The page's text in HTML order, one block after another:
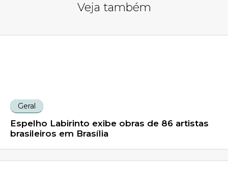
Veja também
Geral
Espelho Labirinto exibe obras de 86 artistas
brasileiros em Brasília